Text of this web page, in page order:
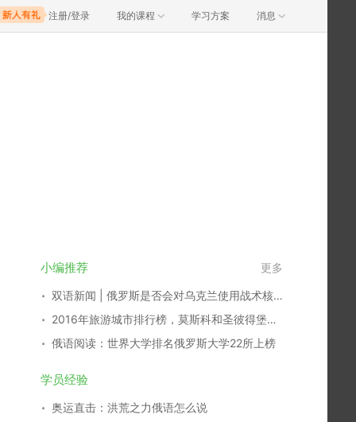
注册/登录 我的课程 学习方案 消息
小编推荐 更多
双语新闻 | 俄罗斯是否会对乌克兰使用战术核武器？
2016年旅游城市排行榜，莫斯科和圣彼得堡入围百强！
俄语阅读：世界大学排名俄罗斯大学22所上榜
学员经验
奥运直击：洪荒之力俄语怎么说